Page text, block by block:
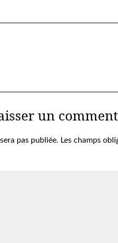
un
pas publiée. Les champs